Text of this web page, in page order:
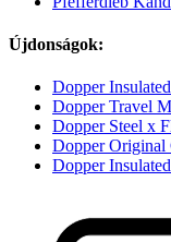
Újdonságok:
Dopper
Dopper Travel
Dopper Steel x
Dopper Original
Dopper